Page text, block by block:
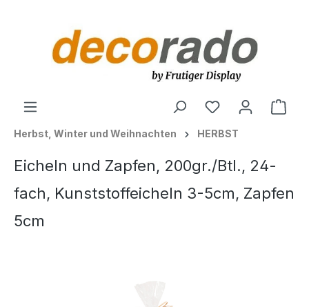
Herbst, Winter und Weihnachten HERBST
Eicheln und Zapfen, 200gr./Btl., 24-
fach, Kunststoffeicheln 3-5cm, Zapfen
5cm